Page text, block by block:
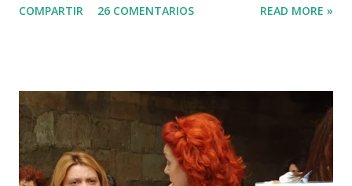
primer calvario de la Cristiandad (con un sonrojante RIP en
por un presunto maestro egipcio llegado desde el Nilo
para educar a los niños de la villa romana. Mi informador y
yo hacíamos risas ante la casualidad de las casualidades:
Euskadi era de nuevo pionera. Ibarretxe dormía entonces
COMPARTIR 26 COMENTARIOS READ MORE »